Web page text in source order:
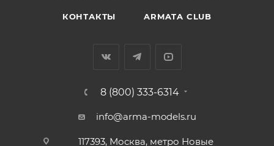
КОНТАКТЫ ARMATA CLUB
8 (800) 333-6314
info@arma-models.ru
117393, Москва, метро Новые